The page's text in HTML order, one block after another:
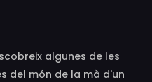
algunes de les
del món de la mà d'un